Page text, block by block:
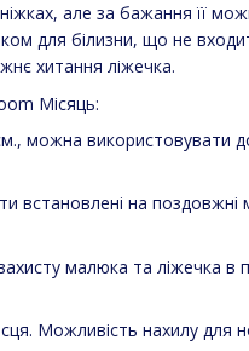
але за бажання її
для білизни, що не
хитання ліжечка.
Місяць:
можна використовувати
встановлені на поздовжні
малюка та ліжечка в
Можливість нахилу для